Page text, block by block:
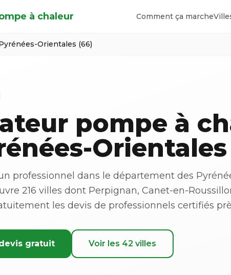
à chaleur Comment ça marche
Orientales (66)
pompe à
professionnel dans le département des
216 villes dont Perpignan, Canet-en-
les devis de professionnels certifiés
gratuit Voir les 42 villes